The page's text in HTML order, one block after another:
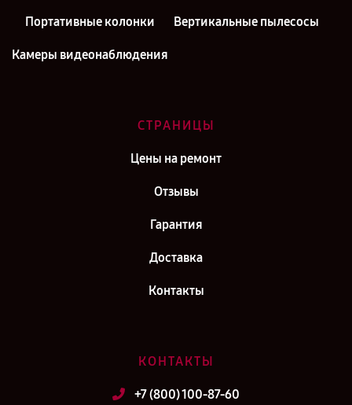
Портативные колонки Вертикальные пылесосы
Камеры видеонаблюдения
СТРАНИЦЫ
Цены на ремонт
Отзывы
Гарантия
Доставка
Контакты
КОНТАКТЫ
+7 (800) 100-87-60